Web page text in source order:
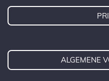
m
ALGEMENE